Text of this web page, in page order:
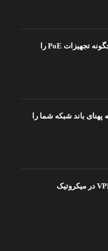
PSE در شبکه چیست و چگونه تجهیزات PoE را
که پهنای باند شبکه شما را